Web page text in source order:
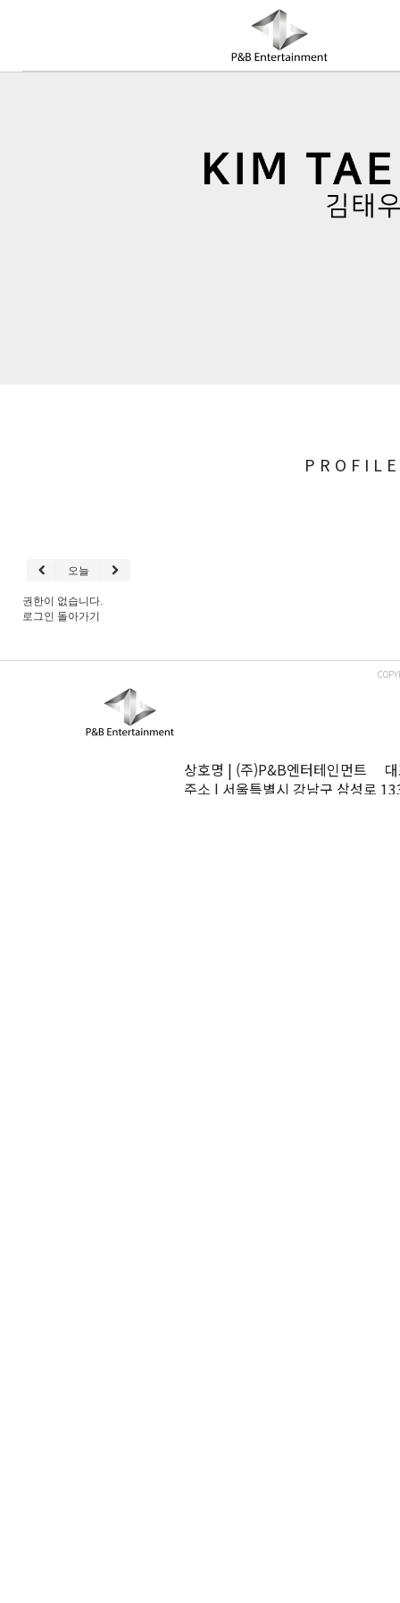
COMPANY
PROFILE
오늘
권한이 없습니다.
로그인 돌아가기
상호명 | (주)P&B엔터테인먼트
주소 | 서울특별시 강남구 삼성로